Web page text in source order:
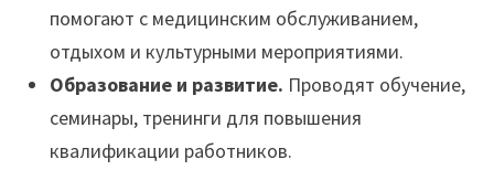
помогают с медицинским обслуживанием,
отдыхом и культурными мероприятиями.
Образование и развитие. Проводят обучение,
семинары, тренинги для повышения
квалификации работников.